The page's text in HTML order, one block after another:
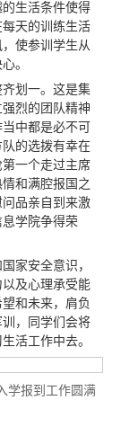
生活条件使得
天的训练生活
使参训学生从
。
划一。这是集
烈的团队精神
中都是必不可
的选拨有幸在
一个走过主席
和满腔报国之
品亲自到来激
学院争得荣
家安全意识，
及心理承受能
和未来，肩负
，同学们会将
活工作中去。
学报到工作圆满